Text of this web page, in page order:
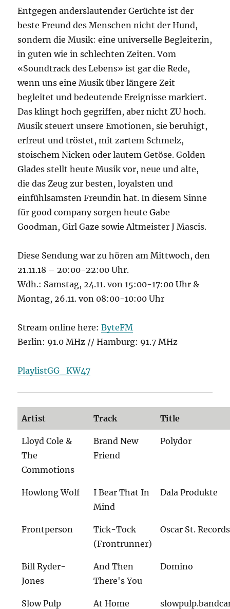
Entgegen anderslautender Gerüchte ist der
beste Freund des Menschen nicht der Hund,
sondern die Musik: eine universelle Begleiterin,
in guten wie in schlechten Zeiten. Vom
«Soundtrack des Lebens» ist gar die Rede,
wenn uns eine Musik über längere Zeit
begleitet und bedeutende Ereignisse markiert.
Das klingt hoch gegriffen, aber nicht ZU hoch.
Musik steuert unsere Emotionen, sie beruhigt,
erfreut und tröstet, mit zartem Schmelz,
stoischem Nicken oder lautem Getöse. Golden
Glades stellt heute Musik vor, neue und alte,
die das Zeug zur besten, loyalsten und
einfühlsamsten Freundin hat. In diesem Sinne
für good company sorgen heute Gabe
Goodman, Girl Gaze sowie Altmeister J Mascis.
Diese Sendung war zu hören am Mittwoch, den
21.11.18 – 20:00-22:00 Uhr.
Wdh.: Samstag, 24.11. von 15:00-17:00 Uhr &
Montag, 26.11. von 08:00-10:00 Uhr
Stream online here:ByteFM
Berlin: 91.0 MHz // Hamburg: 91.7 MHz
PlaylistGG_KW47
Artist Track Title
Lloyd Cole &
The
Commotions
Brand New
Friend
Polydor
Howlong Wolf
I Bear That In
Mind
Dala Produkte
Frontperson
Tick-Tock
(Frontrunner)
Oscar St. Records
Bill Ryder-
Jones
And Then
There's You
Domino
Slow Pulp At Home